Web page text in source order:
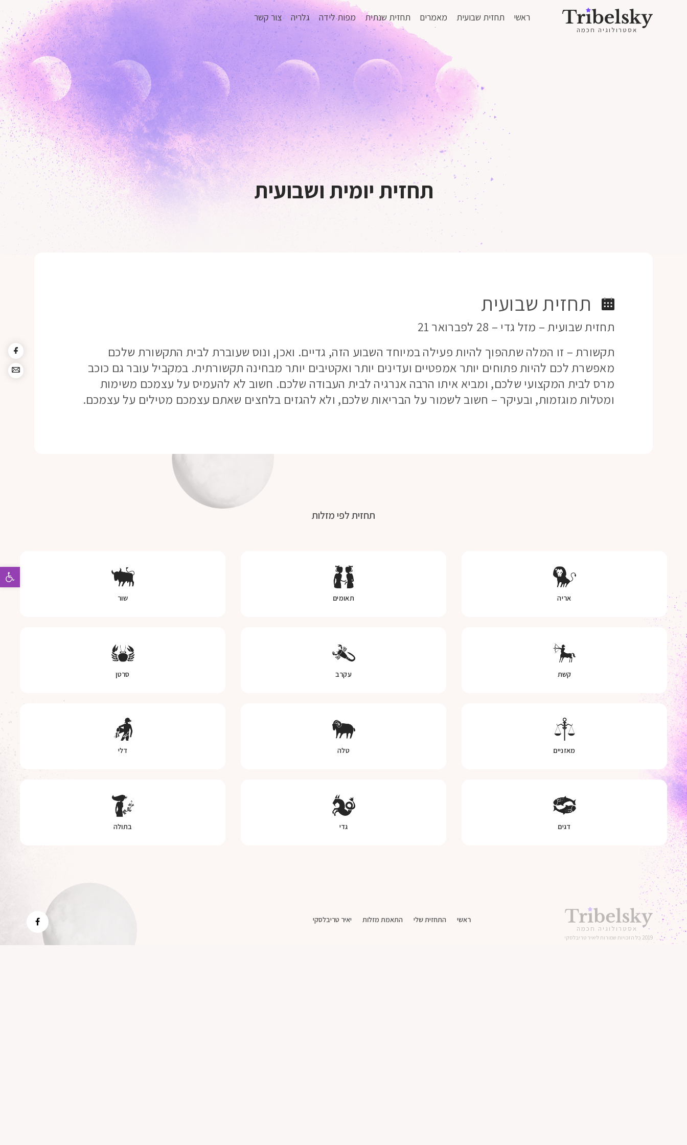
אסטרולוגיה חכמה
ראשי תחזית שבועית מאמרים תחזית שנתית מפות לידה גלריה צור קשר
תחזית יומית ושבועית
תחזית שבועית
תחזית שבועית – מזל גדי – 28 לפברואר 21
תקשורת – זו המלה שתהפוך להיות פעילה במיוחד השבוע הזה, גדיים. ואכן, ונוס שעוברת לבית התקשורת שלכם
מאפשרת לכם להיות פתוחים יותר אמפטיים ועדינים יותר ואקטיבים יותר מבחינה תקשורתית. במקביל עובר גם כוכב
מרס לבית המקצועי שלכם, ומביא איתו הרבה אנרגיה לבית העבודה שלכם. חשוב לא להעמיס על עצמכם משימות
ומטלות מוגזמות, ובעיקר – חשוב לשמור על הבריאות שלכם, ולא להגזים בלחצים שאתם עצמכם מטילים על עצמכם.
תחזית לפי מזלות
אריה תאומים שור
קשת עקרב סרטן
מאזניים טלה דלי
דגים גדי בתולה
אסטרולוגיה חכמה
ראשי התחזית שלי התאמת מזלות יאיר טריבלסקי
2019 כל הזכויות שמורות ליאיר טריבלסקי